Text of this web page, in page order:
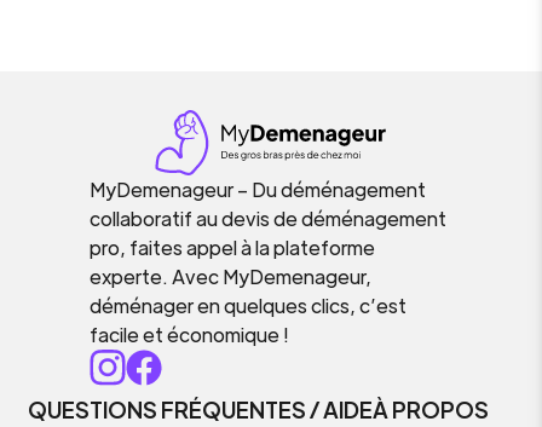
MyDemenageur – Du déménagement
collaboratif au devis de déménagement
pro, faites appel à la plateforme
experte. Avec MyDemenageur,
déménager en quelques clics, c’est
facile et économique !
QUESTIONS FRÉQUENTES / AIDEÀ PROPOS